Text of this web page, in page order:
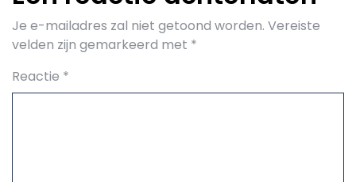
Je e-mailadres zal niet getoond worden. Vereiste
velden zijn gemarkeerd met *
Reactie *